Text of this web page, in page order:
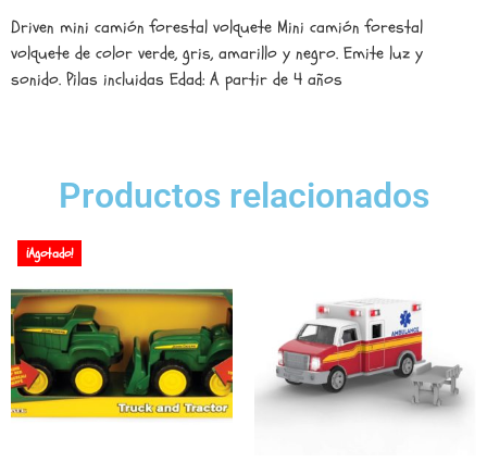
Driven mini camión forestal volquete Mini camión forestal
volquete de color verde, gris, amarillo y negro. Emite luz y
sonido. Pilas incluidas Edad: A partir de 4 años
Productos relacionados
¡Agotado!